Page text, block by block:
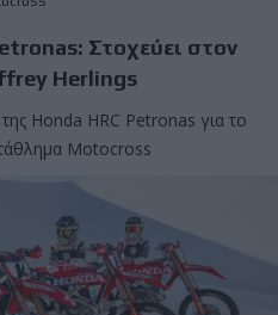
Στοχεύει στον
Herlings
Honda HRC Petronas για το
Motocross